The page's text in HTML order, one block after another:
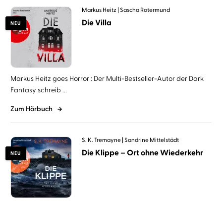
NEU
Markus Heitz Sascha Rotermund
Die Villa
Markus Heitz goes Horror : Der Multi-Bestseller-Autor der Dark
Fantasy schreib ...
Zum Hörbuch
NEU
S. K. Tremayne Sandrine Mittelstädt
Die Klippe – Ort ohne Wiederkehr